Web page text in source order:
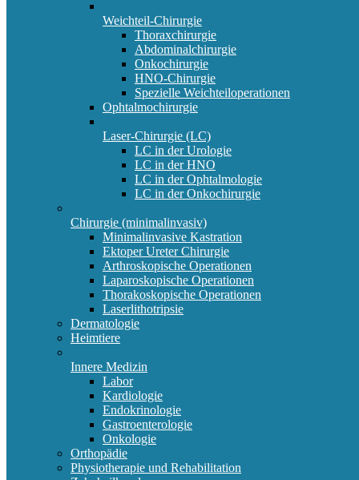
Weichteil-Chirurgie
Thoraxchirurgie
Abdominalchirurgie
Onkochirurgie
HNO-Chirurgie
Spezielle Weichteiloperationen
Ophtalmochirurgie
Laser-Chirurgie (LC)
LC in der Urologie
LC in der HNO
LC in der Ophtalmologie
LC in der Onkochirurgie
Chirurgie (minimalinvasiv)
Minimalinvasive Kastration
Ektoper Ureter Chirurgie
Arthroskopische Operationen
Laparoskopische Operationen
Thorakoskopische Operationen
Laserlithotripsie
Dermatologie
Heimtiere
Innere Medizin
Labor
Kardiologie
Endokrinologie
Gastroenterologie
Onkologie
Orthopädie
Physiotherapie und Rehabilitation